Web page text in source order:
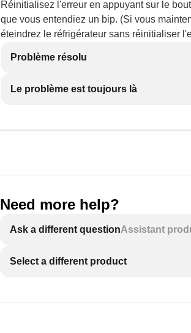
Réinitialisez l'erreur en appuyant sur le
que vous entendiez un bip. (Si vous
éteindrez le réfrigérateur sans réinitialiser
Problème résolu
Le problème est toujours là
Need more help?
Ask a different questionAssistant
Select a different product